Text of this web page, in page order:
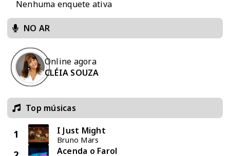
Nenhuma enquete ativa
NO AR
Online agora
CLÉIA SOUZA
Top músicas
1 I Just Might
Bruno Mars
Acenda o Farol